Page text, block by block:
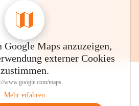
Maps anzuzeigen,
externer Cookies
zustimmen.
www.google.com/maps
Mehr erfahren